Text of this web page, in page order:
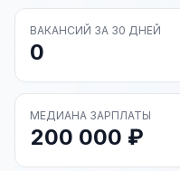
ВАКАНСИЙ ЗА 30 ДНЕЙ
0
МЕДИАНА ЗАРПЛАТЫ
200 000 ₽